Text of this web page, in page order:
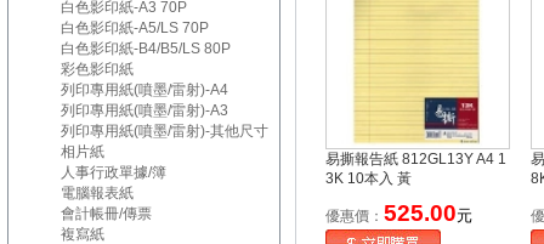
白色影印紙-A3 70P
白色影印紙-A5/LS 70P
白色影印紙-B4/B5/LS 80P
彩色影印紙
列印專用紙(噴墨/雷射)-A4
列印專用紙(噴墨/雷射)-A3
列印專用紙(噴墨/雷射)-其他尺寸
相片紙
人事行政單據/簿
電腦報表紙
會計帳冊/傳票
複寫紙
易撕報告紙 812GL13Y A4 1
3K 10本入 黃
優惠價： 525.00元